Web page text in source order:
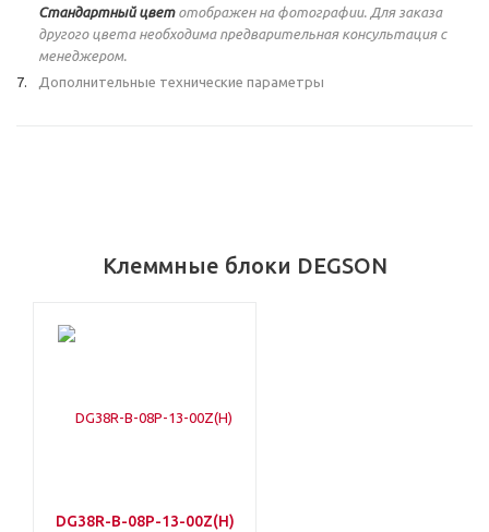
Стандартный цветотображен на фотографии. Для заказа
другого цвета необходима предварительная консультация с
менеджером.
Дополнительные технические параметры
Клеммные блоки DEGSON
DG38R-B-08P-13-00Z(H)